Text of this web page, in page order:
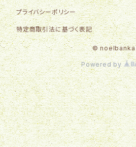
プライバシーポリシー
特定商取引法に基づく表記
© noelbanka
Powered by